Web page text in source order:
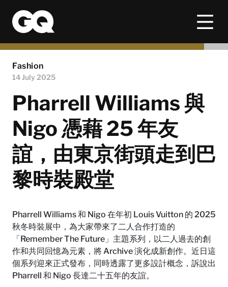
Fashion
14 July 2025
Pharrell Williams 與
Nigo 憑藉 25 年友
誼，由東京街頭走到巴
黎時裝殿堂
Pharrell Williams 和 Nigo 在年初 Louis Vuitton 的 2025
秋冬時裝展中，為大家帶來了二人合作打造的
「Remember The Future」主題系列，以二人過去的創
作和共同回憶為元素，將 Archive 演化成新創作。近日這
個系列迎來正式發布，同時透露了更多設計概念，訴說出
Pharrell 和 Nigo 長達二十五年的友誼。